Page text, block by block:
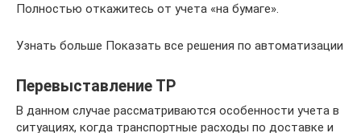
Полностью откажитесь от учета «на бумаге».
Узнать больше Показать все решения по автоматизации
Перевыставление ТР
В данном случае рассматриваются особенности учета в
ситуациях, когда транспортные расходы по доставке и